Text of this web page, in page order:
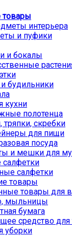
товары
интерьера
и пуфики
и бокалы
будильники
кухни
полотенца
тряпки, скребки
для пищи
посуда
и мешки для
салфетки
салфетки
товары
товары для
мыльницы
бумага
средство для
уборки